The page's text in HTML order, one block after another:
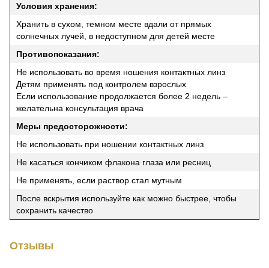
Условия хранения:
Хранить в сухом, темном месте вдали от прямых
солнечных лучей, в недоступном для детей месте
Противопоказания:
Не использовать во время ношения контактных линз
Детям применять под контролем взрослых
Если использование продолжается более 2 недель –
желательна консультация врача
Меры предосторожности:
Не использовать при ношении контактных линз
Не касаться кончиком флакона глаза или ресниц
Не применять, если раствор стал мутным
После вскрытия используйте как можно быстрее, чтобы
сохранить качество
Отзывы